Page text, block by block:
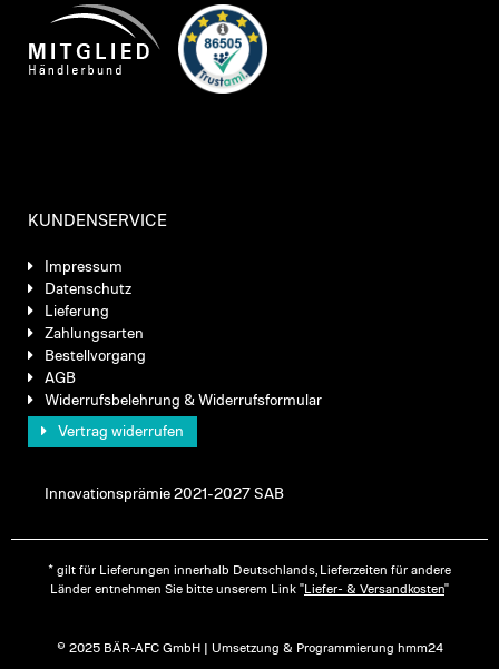
KUNDENSERVICE
Impressum
Datenschutz
Lieferung
Zahlungsarten
Bestellvorgang
AGB
Widerrufsbelehrung & Widerrufsformular
Vertrag widerrufen
Innovationsprämie 2021-2027 SAB
* gilt für Lieferungen innerhalb Deutschlands, Lieferzeiten für andere
Länder entnehmen Sie bitte unserem Link "Liefer- & Versandkosten"
© 2025 BÄR-AFC GmbH | Umsetzung & Programmierung hmm24